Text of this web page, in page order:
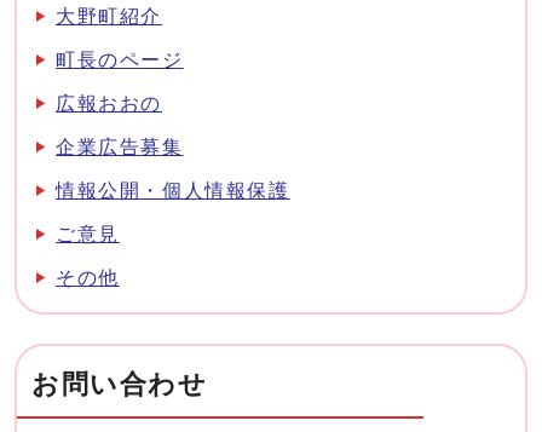
大野町紹介
町長のページ
広報おおの
企業広告募集
情報公開・個人情報保護
ご意見
その他
お問い合わせ